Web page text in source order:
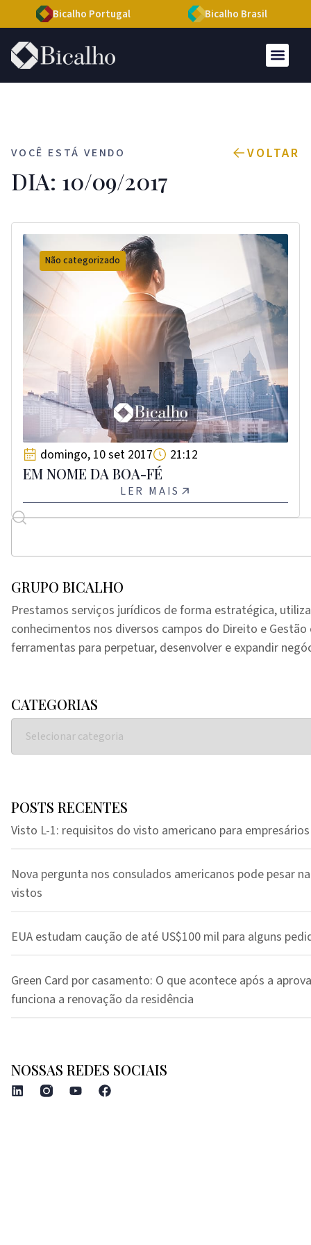
Bicalho Portugal Bicalho Brasil
VOCÊ ESTÁ VENDO VOLTAR
DIA: 10/09/2017
Não categorizado
domingo, 10 set 2017 21:12
EM NOME DA BOA-FÉ
LER MAIS
GRUPO BICALHO
Prestamos serviços jurídicos de forma estratégica,
conhecimentos nos diversos campos do Direito e
ferramentas para perpetuar, desenvolver e expandir
CATEGORIAS
POSTS RECENTES
Visto L-1: requisitos do visto americano para empresários
Nova pergunta nos consulados americanos pode pesar
vistos
EUA estudam caução de até US$100 mil para alguns
Green Card por casamento: O que acontece após a
funciona a renovação da residência
NOSSAS REDES SOCIAIS